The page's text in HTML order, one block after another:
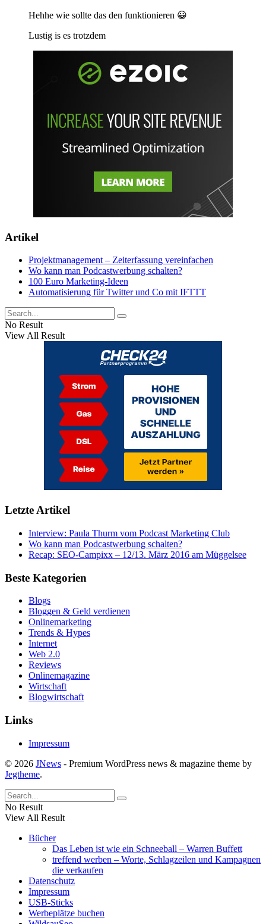
Hehhe wie sollte das den funktionieren 😀
Lustig is es trotzdem
Artikel
Projektmanagement – Zeiterfassung vereinfachen
Wo kann man Podcastwerbung schalten?
100 Euro Marketing-Ideen
Automatisierung für Twitter und Co mit IFTTT
No Result
View All Result
Letzte Artikel
Interview: Paula Thurm vom Podcast Marketing Club
Wo kann man Podcastwerbung schalten?
Recap: SEO-Campixx – 12/13. März 2016 am Müggelsee
Beste Kategorien
Blogs
Bloggen & Geld verdienen
Onlinemarketing
Trends & Hypes
Internet
Web 2.0
Reviews
Onlinemagazine
Wirtschaft
Blogwirtschaft
Links
Impressum
© 2026 JNews - Premium WordPress news & magazine theme by
Jegtheme.
No Result
View All Result
Bücher
Das Leben ist wie ein Schneeball – Warren Buffett
treffend werben – Worte, Schlagzeilen und Kampagnen
die verkaufen
Datenschutz
Impressum
USB-Sticks
Werbeplätze buchen